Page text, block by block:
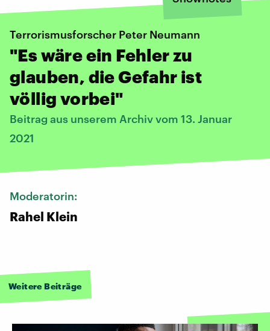
Terrorismusforscher Peter Neumann
"Es wäre ein Fehler zu
glauben, die Gefahr ist
völlig vorbei"
Beitrag aus unserem Archiv vom 13. Januar
2021
Moderatorin:
Rahel Klein
Weitere Beiträge